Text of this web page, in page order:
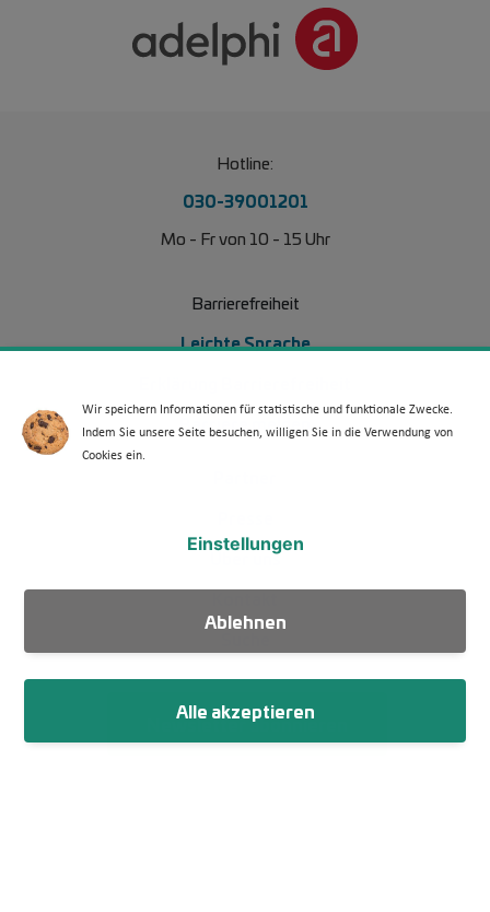
Hotline:
030-39001201
Mo - Fr von 10 - 15 Uhr
Barrierefreiheit
Leichte Sprache
Barriere melden
Über uns
Newsletter abonnieren
Wir speichern Informationen für statistische und funktionale Zwecke.
Indem Sie unsere Seite besuchen, willigen Sie in die Verwendung von
Cookies ein.
Ablehnen
Einstellungen
Alle akzeptieren